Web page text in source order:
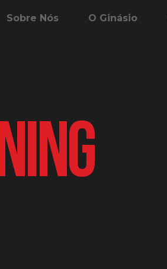
Sobre Nós O Ginásio